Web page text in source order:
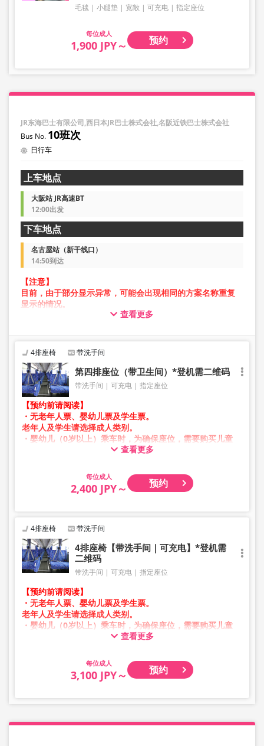
毛毯 小腿垫 宽敞 可充电 指定座位
成人
1,900 JPY～ 预约
JR东海巴士有限公司,西日本JR巴士株式会社,名阪近铁巴士株式会社
10班次
日行车
上车地点
大阪站 JR高速BT
12:00出发
下车地点
名古屋站（新干线口）
14:50到达
【注意】
目前，由于部分显示异常，可能会出现相同的方案名称重复
显示的情况。
在此情况下，预约操作过程中可能会发生错误。
的方案进行预约。
查看更多
4排座椅 带洗手间
第四排座位（带卫生间）*登机需二维码
带洗手间 可充电 指定座位
【预约前请阅读】
・无老年人票、婴幼儿票及学生票。
老年人及学生请选择成人类别。
・婴幼儿（0岁以上）乘车时，为确保座位，需要购买儿童
・凌晨1点至5点期间因系统维护，无法进行预约。
・库存情况并非实时显示。
・价格会根据销售日期及班次随时变动。预约前请确认购买
时的销售价格。
・部分站点可能无法办理乘降服务。
查看更多
成人
2,400 JPY～ 预约
4排座椅 带洗手间
4排座椅【带洗手间｜可充电】*登机需
二维码
带洗手间 可充电 指定座位
【预约前请阅读】
・无老年人票、婴幼儿票及学生票。
老年人及学生请选择成人类别。
・婴幼儿（0岁以上）乘车时，为确保座位，需要购买儿童
・凌晨1点至5点期间因系统维护，无法进行预约。
・库存情况并非实时显示。
・部分站点可能无法办理乘降服务。
查看更多
成人
3,100 JPY～ 预约